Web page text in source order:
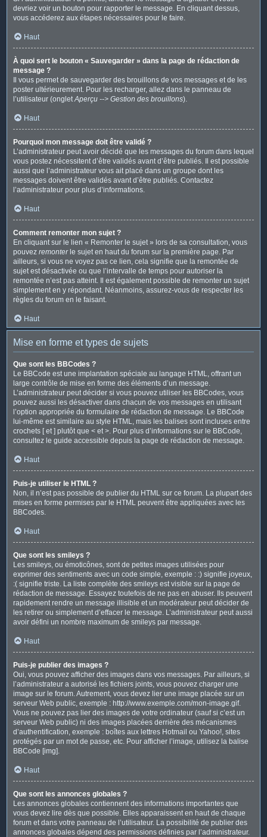
devriez voir un bouton pour rapporter le message. En cliquant dessus,
vous accéderez aux étapes nécessaires pour le faire.
Haut
À quoi sert le bouton « Sauvegarder » dans la page de rédaction de
message ?
Il vous permet de sauvegarder des brouillons de vos messages et de les
poster ultérieurement. Pour les recharger, allez dans le panneau de
l’utilisateur (ongletAperçu --> Gestion des brouillons).
Haut
Pourquoi mon message doit être validé ?
L’administrateur peut avoir décidé que les messages du forum dans lequel
vous postez nécessitent d’être validés avant d’être publiés. Il est possible
aussi que l’administrateur vous ait placé dans un groupe dont les
messages doivent être validés avant d’être publiés. Contactez
l’administrateur pour plus d’informations.
Haut
Comment remonter mon sujet ?
En cliquant sur le lien « Remonter le sujet » lors de sa consultation, vous
pouvez remonterle sujet en haut du forum sur la première page. Par
ailleurs, si vous ne voyez pas ce lien, cela signifie que la remontée de
sujet est désactivée ou que l’intervalle de temps pour autoriser la
remontée n’est pas atteint. Il est également possible de remonter un sujet
simplement en y répondant. Néanmoins, assurez-vous de respecter les
règles du forum en le faisant.
Haut
Mise en forme et types de sujets
Que sont les BBCodes ?
Le BBCode est une implantation spéciale au langage HTML, offrant un
large contrôle de mise en forme des éléments d’un message.
L’administrateur peut décider si vous pouvez utiliser les BBCodes, vous
pouvez aussi les désactiver dans chacun de vos messages en utilisant
l’option appropriée du formulaire de rédaction de message. Le BBCode
lui-même est similaire au style HTML, mais les balises sont incluses entre
crochets [ et ] plutôt que < et >. Pour plus d’informations sur le BBCode,
consultez le guide accessible depuis la page de rédaction de message.
Haut
Puis-je utiliser le HTML ?
Non, il n’est pas possible de publier du HTML sur ce forum. La plupart des
mises en forme permises par le HTML peuvent être appliquées avec les
BBCodes.
Haut
Que sont les smileys ?
Les smileys, ou émoticônes, sont de petites images utilisées pour
exprimer des sentiments avec un code simple, exemple : :) signifie joyeux,
:( signifie triste. La liste complète des smileys est visible sur la page de
rédaction de message. Essayez toutefois de ne pas en abuser. Ils peuvent
rapidement rendre un message illisible et un modérateur peut décider de
les retirer ou simplement d’effacer le message. L’administrateur peut aussi
avoir défini un nombre maximum de smileys par message.
Haut
Puis-je publier des images ?
Oui, vous pouvez afficher des images dans vos messages. Par ailleurs, si
l’administrateur a autorisé les fichiers joints, vous pouvez charger une
image sur le forum. Autrement, vous devez lier une image placée sur un
serveur Web public, exemple : http://www.exemple.com/mon-image.gif.
Vous ne pouvez pas lier des images de votre ordinateur (sauf si c’est un
serveur Web public) ni des images placées derrière des mécanismes
d’authentification, exemple : boîtes aux lettres Hotmail ou Yahoo!, sites
protégés par un mot de passe, etc. Pour afficher l’image, utilisez la balise
BBCode [img].
Haut
Que sont les annonces globales ?
Les annonces globales contiennent des informations importantes que
vous devez lire dès que possible. Elles apparaissent en haut de chaque
forum et dans votre panneau de l’utilisateur. La possibilité de publier des
annonces globales dépend des permissions définies par l’administrateur.